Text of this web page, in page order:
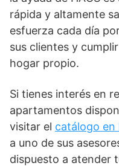
rápida y altamente
esfuerza cada día
sus clientes y
hogar propio.
Si tienes interés en
apartamentos
visitar el catálogo en
a uno de sus
dispuesto a atender